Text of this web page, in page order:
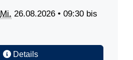
Mi. 26.08.2026 • 09:30 bis
Details